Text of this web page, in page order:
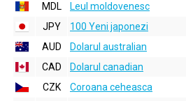
MDL
Leul moldovenesc
JPY
100 Yeni japonezi
AUD
Dolarul australian
CAD
Dolarul canadian
CZK
Coroana ceheasca